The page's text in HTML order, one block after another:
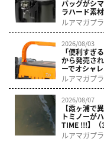
バッグがシ
ラハード素
ルアマガプ
2026/08/03
「便利すぎ
から発売さ
ーでオシャ
ルアマガプ
2026/08/07
【霞ヶ浦で
トミノーが
TIME !!!】（
ルアマガプ